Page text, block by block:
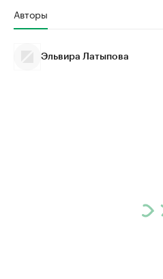
Авторы
Эльвира Латыпова